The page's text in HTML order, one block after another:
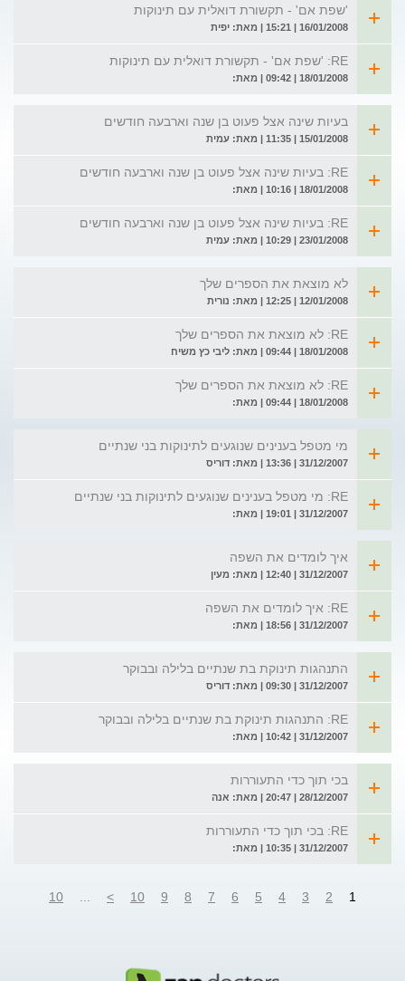
'שפת אם' - תקשורת דואלית עם תינוקות
16/01/2008 | 15:21 | מאת: יפית
RE: 'שפת אם' - תקשורת דואלית עם תינוקות
18/01/2008 | 09:42 | מאת:
בעיות שינה אצל פעוט בן שנה וארבעה חודשים
15/01/2008 | 11:35 | מאת: עמית
RE: בעיות שינה אצל פעוט בן שנה וארבעה חודשים
18/01/2008 | 10:16 | מאת:
RE: בעיות שינה אצל פעוט בן שנה וארבעה חודשים
23/01/2008 | 10:29 | מאת: עמית
לא מוצאת את הספרים שלך
12/01/2008 | 12:25 | מאת: נורית
RE: לא מוצאת את הספרים שלך
18/01/2008 | 09:44 | מאת: ליבי כץ משיח
RE: לא מוצאת את הספרים שלך
18/01/2008 | 09:44 | מאת:
מי מטפל בענינים שנוגעים לתינוקות בני שנתיים
31/12/2007 | 13:36 | מאת: דוריס
RE: מי מטפל בענינים שנוגעים לתינוקות בני שנתיים
31/12/2007 | 19:01 | מאת:
איך לומדים את השפה
31/12/2007 | 12:40 | מאת: מעין
RE: איך לומדים את השפה
31/12/2007 | 18:56 | מאת:
התנהגות תינוקת בת שנתיים בלילה ובבוקר
31/12/2007 | 09:30 | מאת: דוריס
RE: התנהגות תינוקת בת שנתיים בלילה ובבוקר
31/12/2007 | 10:42 | מאת:
בכי תוך כדי התעוררות
28/12/2007 | 20:47 | מאת: אנה
RE: בכי תוך כדי התעוררות
31/12/2007 | 10:35 | מאת:
1
2
3
4
5
6
7
8
9
10
>
10